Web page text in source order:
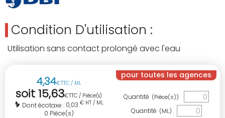
Condition D'utilisation :
Utilisation sans contact prolongé avec l'eau
4,34€TTC / ML
soit15,63€TTC / Pièce(s)
Dont écotaxe : 0,03 € HT / ML
0 Pièce(s)
pour toutes les agences
Quantité (Pièce(s))
Quantité (ML)